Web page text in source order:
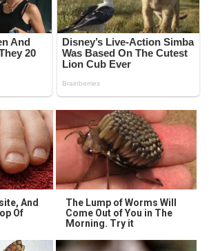
And
Of
The Lump of Worms Will
Come Out of You in The
Morning. Try it